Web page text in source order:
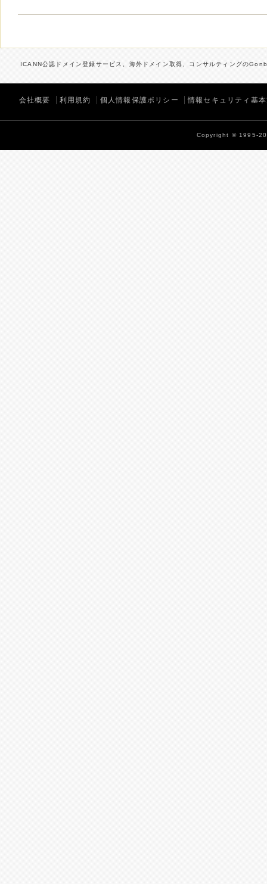
ICANN公認ドメイン登録サービス。海外ドメイン取得、コンサルティングの
会社概要 利用規約 個人情報保護ポリシー 情報セキュリティ基
Copyright © 1995-